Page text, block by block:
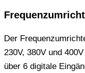
Der
230V, 380V und
über 6 digitale